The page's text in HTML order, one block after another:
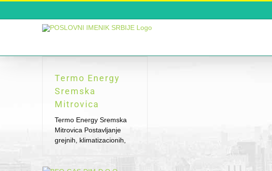
Termo Energy
Sremska
Mitrovica
Termo Energy Sremska
Mitrovica Postavljanje
grejnih, klimatizacionih,